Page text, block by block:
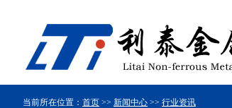
当前所在位置： 首页 >> 新闻中心 >> 行业资讯